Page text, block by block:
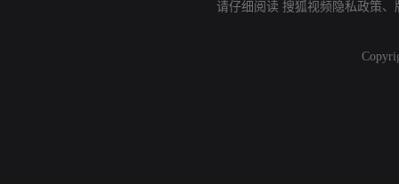
请仔细阅读 搜狐视频隐私政策、